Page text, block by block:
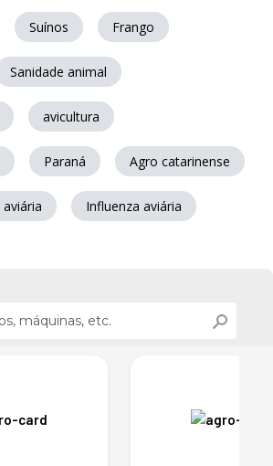
Suínos Frango
Sanidade animal
avicultura
Paraná Agro catarinense
aviária Influenza aviária